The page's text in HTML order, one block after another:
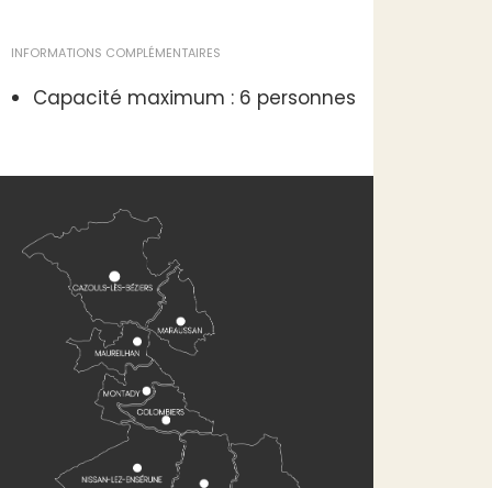
INFORMATIONS COMPLÉMENTAIRES
Capacité maximum : 6 personnes